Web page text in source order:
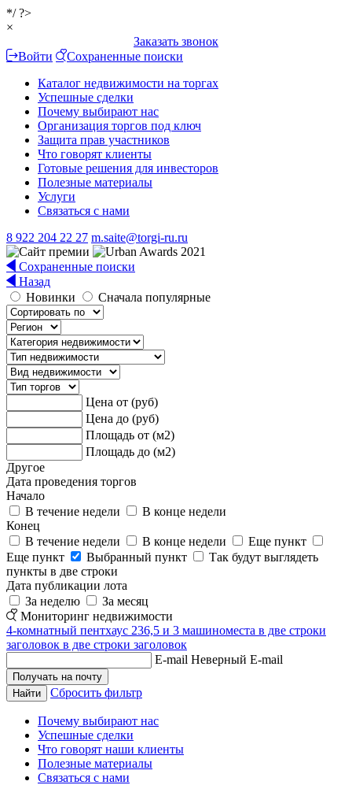
*/ ?>
×
Заказать звонок
Войти
Сохраненные поиски
Каталог недвижимости на торгах
Успешные сделки
Почему выбирают нас
Организация торгов под ключ
Защита прав участников
Что говорят клиенты
Готовые решения для инвесторов
Полезные материалы
Услуги
Связаться с нами
8 922 204 22 27 m.saite@torgi-ru.ru
Сохраненные поиски
Назад
Новинки
Сначала популярные
Цена от (руб)
Цена до (руб)
Площадь от (м2)
Площадь до (м2)
Другое
Дата проведения торгов
Начало
В течение недели
В конце недели
Конец
В течение недели
В конце недели
Еще пункт
Еще пункт
Выбранный пункт
Так будут выглядеть
пункты в две строки
Дата публикации лота
За неделю
За месяц
Мониторинг недвижимости
4-комнатный пентхаус 236,5 и 3 машиноместа в две строки
заголовок в две строки заголовок
E-mail Неверный E-mail
Сбросить фильтр
Почему выбирают нас
Успешные сделки
Что говорят наши клиенты
Полезные материалы
Связаться с нами